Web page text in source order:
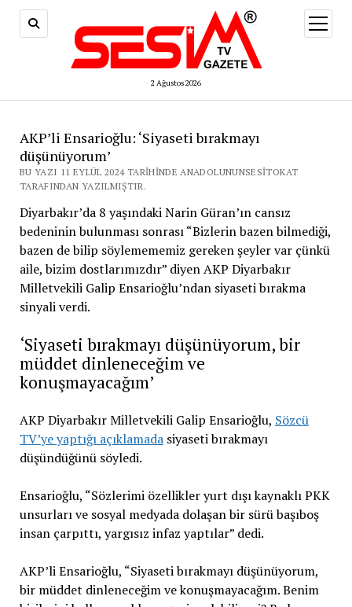
2 Ağustos 2026
aç
AKP’li Ensarioğlu: ‘Siyaseti bırakmayı
düşünüyorum’
BU YAZI 11 EYLÜL 2024 TARIHINDE ANADOLUNUNSESITOKAT
TARAFINDAN YAZILMIŞTIR.
Diyarbakır’da 8 yaşındaki Narin Güran’ın cansız
bedeninin bulunması sonrası “Bizlerin bazen bilmediği,
bazen de bilip söylemememiz gereken şeyler var çünkü
aile, bizim dostlarımızdır” diyen AKP Diyarbakır
Milletvekili Galip Ensarioğlu’ndan siyaseti bırakma
sinyali verdi.
‘Siyaseti bırakmayı düşünüyorum, bir
müddet dinleneceğim ve
konuşmayacağım’
AKP Diyarbakır Milletvekili Galip Ensarioğlu, Sözcü
TV’ye yaptığı açıklamadasiyaseti bırakmayı
düşündüğünü söyledi.
Ensarioğlu, “Sözlerimi özellikler yurt dışı kaynaklı PKK
unsurları ve sosyal medyada dolaşan bir sürü başıboş
insan çarpıttı, yargısız infaz yaptılar” dedi.
AKP’li Ensarioğlu, “Siyaseti bırakmayı düşünüyorum,
bir müddet dinleneceğim ve konuşmayacağım. Benim